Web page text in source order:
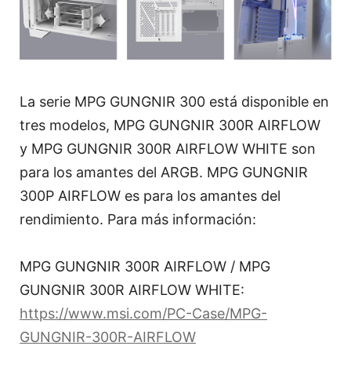
La serie MPG GUNGNIR 300 está disponible en
tres modelos, MPG GUNGNIR 300R AIRFLOW
y MPG GUNGNIR 300R AIRFLOW WHITE son
para los amantes del ARGB. MPG GUNGNIR
300P AIRFLOW es para los amantes del
rendimiento. Para más información:
MPG GUNGNIR 300R AIRFLOW / MPG
GUNGNIR 300R AIRFLOW WHITE:
https://www.msi.com/PC-Case/MPG-
GUNGNIR-300R-AIRFLOW